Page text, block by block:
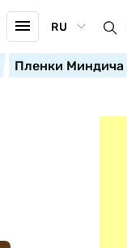
RU
Пленки Миндича